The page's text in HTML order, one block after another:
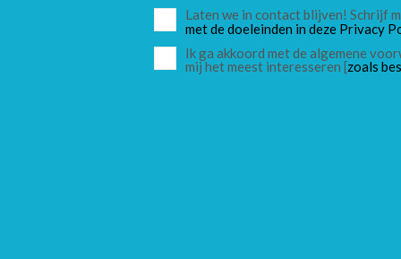
Laten we in contact blijven! Schrijf
met de doeleinden in deze Privacy
Ik ga akkoord met de algemene
mij het meest interesseren [zoals